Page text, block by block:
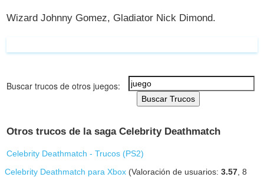
Wizard Johnny Gomez, Gladiator Nick Dimond.
Buscar trucos de otros juegos:
Buscar Trucos
Otros trucos de la saga Celebrity Deathmatch
Celebrity Deathmatch - Trucos (PS2)
Celebrity Deathmatch para Xbox (Valoración de usuarios:3.57 ,8